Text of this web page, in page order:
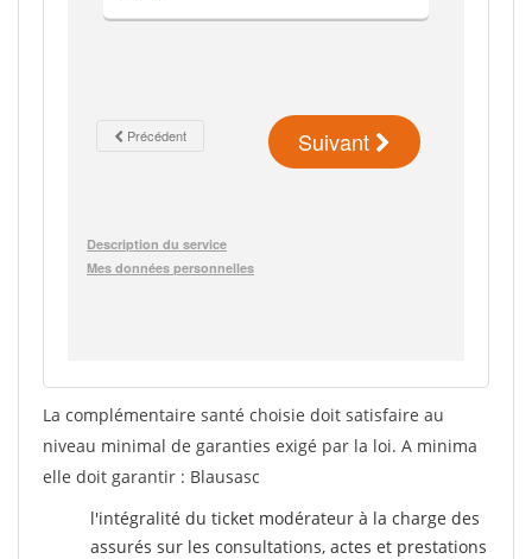
La complémentaire santé choisie doit satisfaire au
niveau minimal de garanties exigé par la loi. A minima
elle doit garantir : Blausasc
l'intégralité du ticket modérateur à la charge des
assurés sur les consultations, actes et prestations